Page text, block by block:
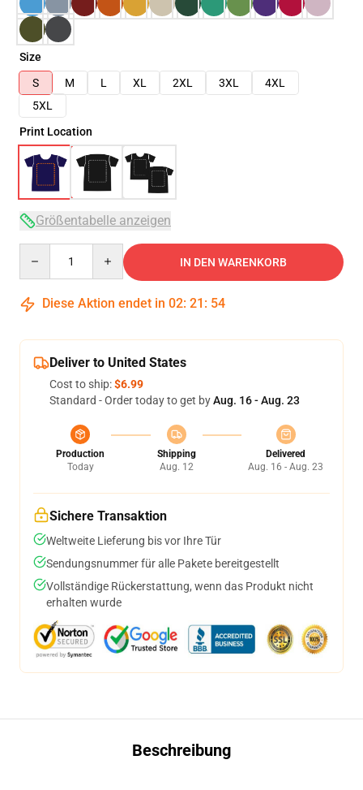
Size
S
M L XL 2XL 3XL
4XL
5XL
Print Location
Größentabelle anzeigen
IN DEN WARENKORB
Diese Aktion endet in 02: 21 : 54
Deliver to United States
Cost to ship:$6.99
Standard - Order today to get byAug. 16 - Aug. 23
Production
Today
Shipping
Aug. 12
Delivered
Aug. 16 - Aug. 23
Sichere Transaktion
Weltweite Lieferung bis vor Ihre Tür
Sendungsnummer für alle Pakete bereitgestellt
Vollständige Rückerstattung, wenn das Produkt nicht
erhalten wurde
Beschreibung